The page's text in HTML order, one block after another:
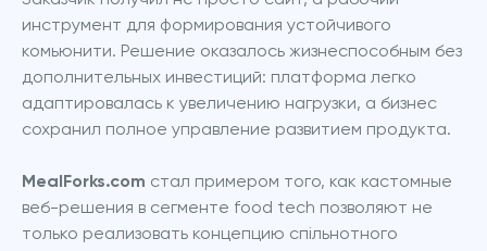
инструмент для формирования устойчивого
комьюнити. Решение оказалось жизнеспособным без
дополнительных инвестиций: платформа легко
адаптировалась к увеличению нагрузки, а бизнес
сохранил полное управление развитием продукта.
MealForks.com стал примером того, как кастомные
веб-решения в сегменте food tech позволяют не
только реализовать концепцию спільнотного